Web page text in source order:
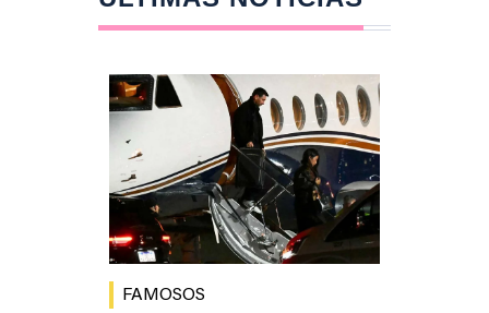
FAMOSOS